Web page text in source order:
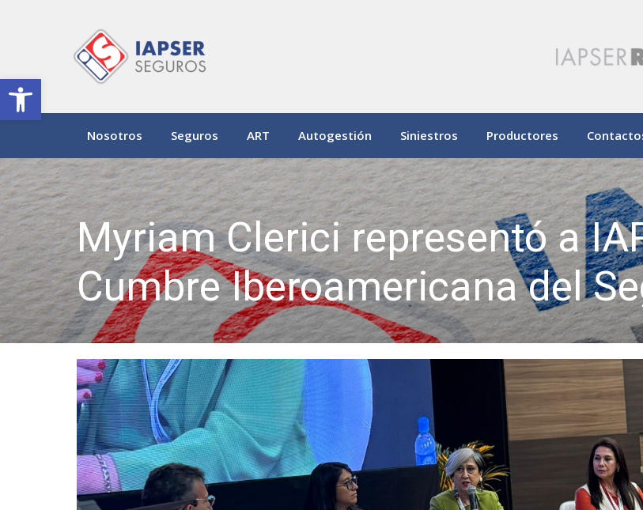
Abrir barra de herramientas
Nosotros Seguros ART Autogestión Siniestros Productores
Myriam Clerici representó a
Cumbre Iberoamericana del